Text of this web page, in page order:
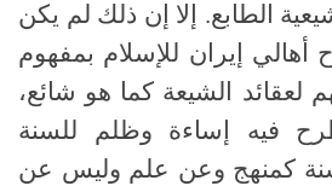
الطابع. إلا إن ذلك لم يكن
إيران للإسلام بمفهوم
لعقائد الشيعة كما هو شائع،
فيه إساءة وظلم للسنة
كمنهج وعن علم وليس عن